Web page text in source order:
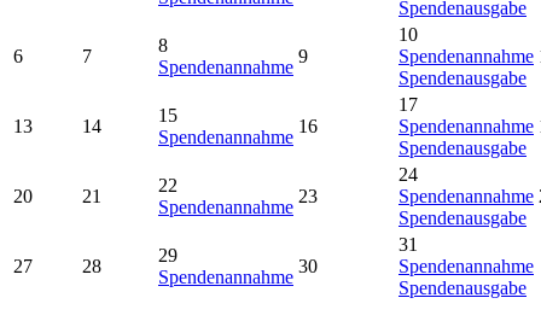
Spendenausgabe
6 7
8
Spendenannahme
9
10
Spendenannahme
Spendenausgabe
13 14
15
Spendenannahme
16
17
Spendenannahme
Spendenausgabe
20 21
22
Spendenannahme
23
24
Spendenannahme
Spendenausgabe
27 28
29
Spendenannahme
30
31
Spendenannahme
Spendenausgabe